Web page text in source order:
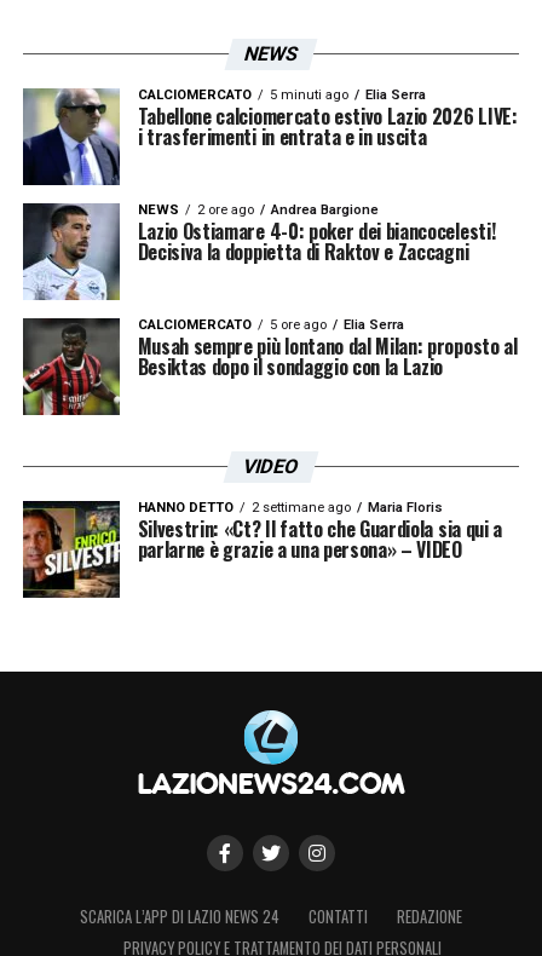
Le prime pagine dei principali quotidiani sportivi – 29
maggio 25
NEWS
CALCIOMERCATO 5 minuti ago Elia Serra
Tabellone calciomercato estivo Lazio 2026 LIVE:
i trasferimenti in entrata e in uscita
NEWS 2 ore ago Andrea Bargione
Lazio Ostiamare 4-0: poker dei biancocelesti!
Decisiva la doppietta di Raktov e Zaccagni
CALCIOMERCATO 5 ore ago Elia Serra
Musah sempre più lontano dal Milan: proposto al
Besiktas dopo il sondaggio con la Lazio
VIDEO
HANNO DETTO 2 settimane ago Maria Floris
Silvestrin: «Ct? Il fatto che Guardiola sia qui a
parlarne è grazie a una persona» – VIDEO
SCARICA L’APP DI LAZIO NEWS 24 CONTATTI
REDAZIONE
PRIVACY POLICY E TRATTAMENTO DEI DATI PERSONALI